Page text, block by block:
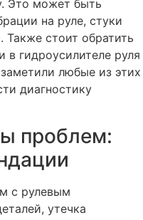
Это может быть
на руле, стуки
Также стоит обратить
в гидроусилителе руля
любые из этих
диагностику
проблем:
с рулевым
утечка